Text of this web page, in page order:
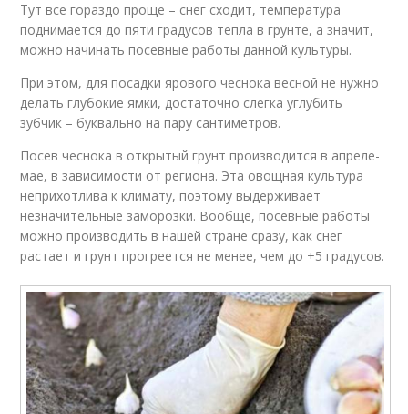
Тут все гораздо проще – снег сходит, температура
поднимается до пяти градусов тепла в грунте, а значит,
можно начинать посевные работы данной культуры.
При этом, для посадки ярового чеснока весной не нужно
делать глубокие ямки, достаточно слегка углубить
зубчик – буквально на пару сантиметров.
Посев чеснока в открытый грунт производится в апреле-
мае, в зависимости от региона. Эта овощная культура
неприхотлива к климату, поэтому выдерживает
незначительные заморозки. Вообще, посевные работы
можно производить в нашей стране сразу, как снег
растает и грунт прогреется не менее, чем до +5 градусов.